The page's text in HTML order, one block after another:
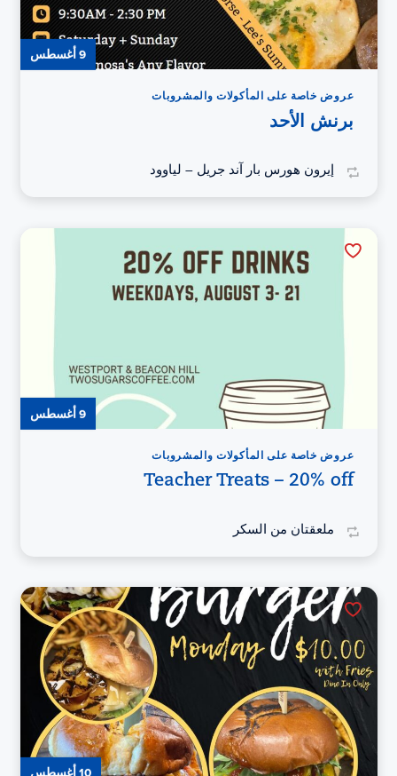
9 أغسطس
عروض خاصة على المأكولات والمشروبات
برنش الأحد
إيرون هورس بار آند جريل – لياوود
9 أغسطس
عروض خاصة على المأكولات والمشروبات
Teacher Treats – 20% off
ملعقتان من السكر
10 أغسطس